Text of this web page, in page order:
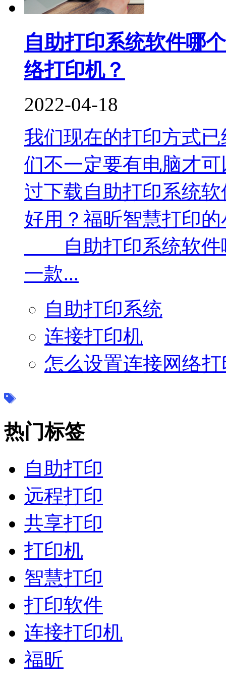
自助打印系统软件哪
络打印机？
2022-04-18
我们现在的打印方式
们不一定要有电脑才
过下载自助打印系统
好用？福昕智慧打印
自助打印系统软
一款...
自助打印系统
连接打印机
怎么设置连接网络
热门标签
自助打印
远程打印
共享打印
打印机
智慧打印
打印软件
连接打印机
福昕